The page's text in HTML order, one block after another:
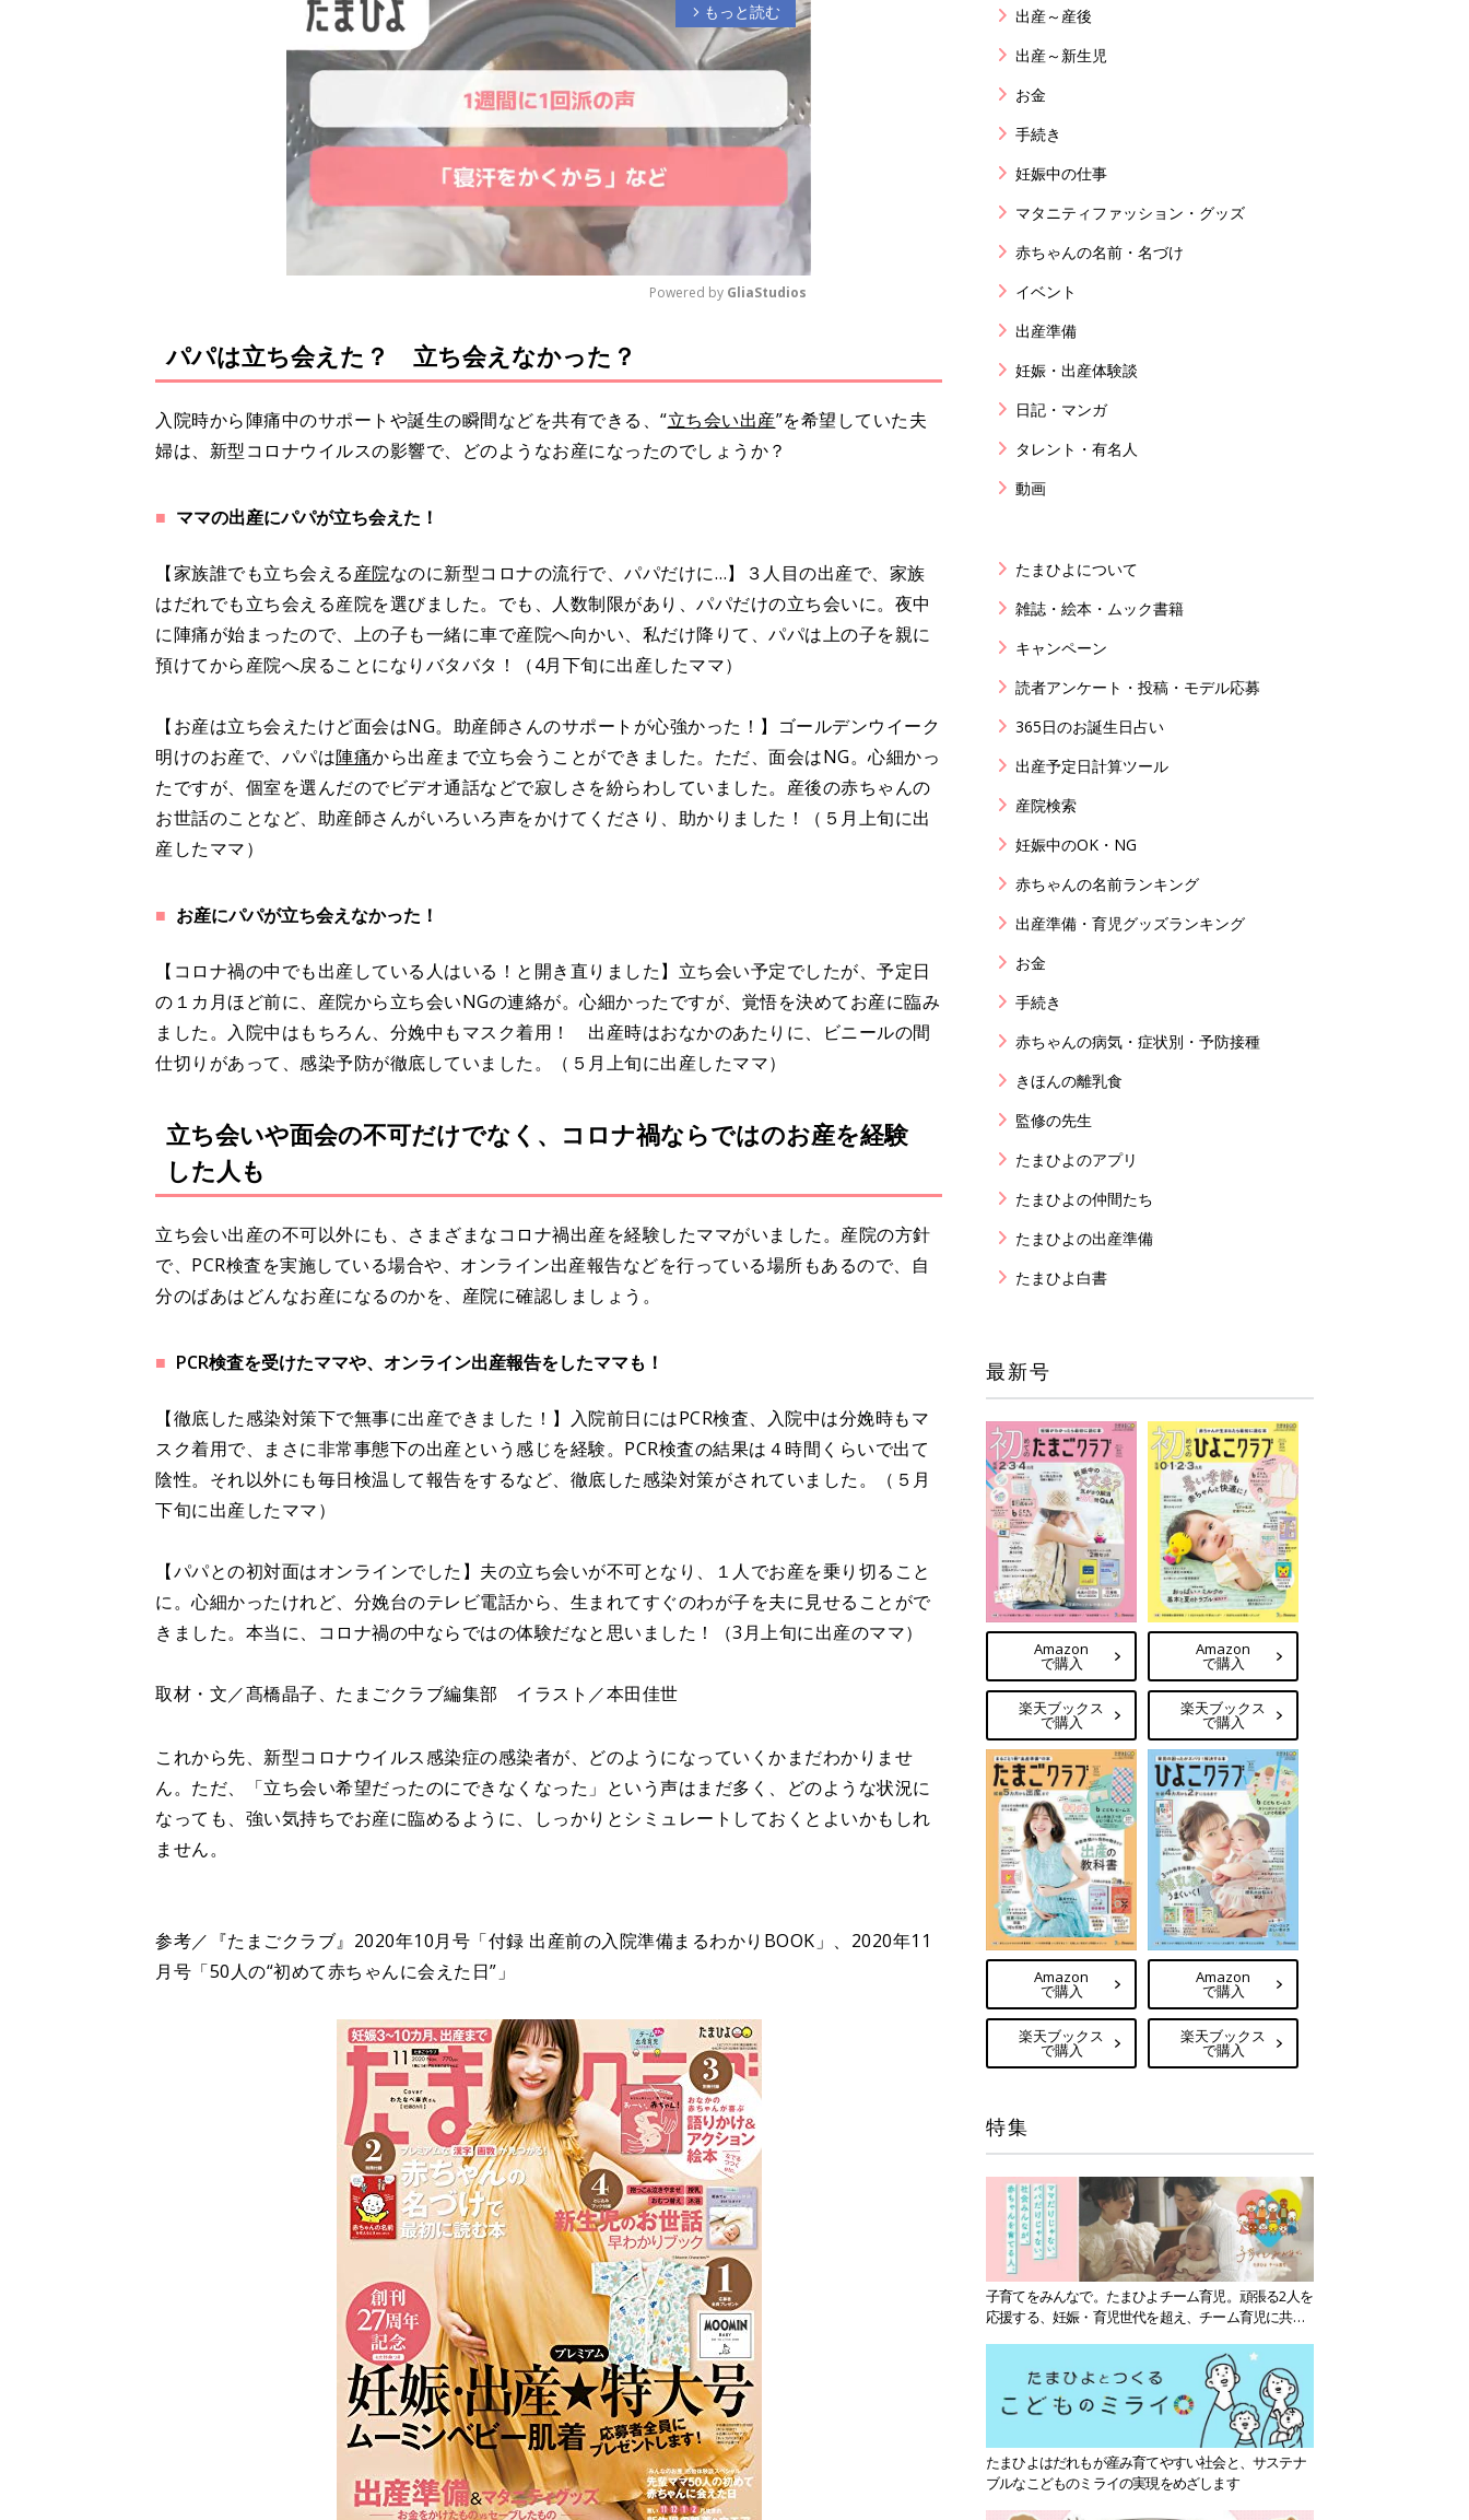
arrow_forward_ios もっと読む
u
t
e
Powered by GliaStudios
パパは立ち会えた？ 立ち会えなかった？
入院時から陣痛中のサポートや誕生の瞬間などを共有できる、“立ち会い出産”を希望していた夫
婦は、新型コロナウイルスの影響で、どのようなお産になったのでしょうか？
ママの出産にパパが立ち会えた！
【家族誰でも立ち会える産院なのに新型コロナの流行で、パパだけに…】３人目の出産で、家族
はだれでも立ち会える産院を選びました。でも、人数制限があり、パパだけの立ち会いに。夜中
に陣痛が始まったので、上の子も一緒に車で産院へ向かい、私だけ降りて、パパは上の子を親に
預けてから産院へ戻ることになりバタバタ！（4月下旬に出産したママ）
【お産は立ち会えたけど面会はNG。助産師さんのサポートが心強かった！】ゴールデンウイーク
明けのお産で、パパは陣痛から出産まで立ち会うことができました。ただ、面会はNG。心細かっ
たですが、個室を選んだのでビデオ通話などで寂しさを紛らわしていました。産後の赤ちゃんの
お世話のことなど、助産師さんがいろいろ声をかけてくださり、助かりました！（５月上旬に出
産したママ）
お産にパパが立ち会えなかった！
【コロナ禍の中でも出産している人はいる！と開き直りました】立ち会い予定でしたが、予定日
の１カ月ほど前に、産院から立ち会いNGの連絡が。心細かったですが、覚悟を決めてお産に臨み
ました。入院中はもちろん、分娩中もマスク着用！ 出産時はおなかのあたりに、ビニールの間
仕切りがあって、感染予防が徹底していました。（５月上旬に出産したママ）
立ち会いや面会の不可だけでなく、コロナ禍ならではのお産を経験
した人も
立ち会い出産の不可以外にも、さまざまなコロナ禍出産を経験したママがいました。産院の方針
で、PCR検査を実施している場合や、オンライン出産報告などを行っている場所もあるので、自
分のばあはどんなお産になるのかを、産院に確認しましょう。
PCR検査を受けたママや、オンライン出産報告をしたママも！
【徹底した感染対策下で無事に出産できました！】入院前日にはPCR検査、入院中は分娩時もマ
スク着用で、まさに非常事態下の出産という感じを経験。PCR検査の結果は４時間くらいで出て
陰性。それ以外にも毎日検温して報告をするなど、徹底した感染対策がされていました。（５月
下旬に出産したママ）
【パパとの初対面はオンラインでした】夫の立ち会いが不可となり、１人でお産を乗り切ること
に。心細かったけれど、分娩台のテレビ電話から、生まれてすぐのわが子を夫に見せることがで
きました。本当に、コロナ禍の中ならではの体験だなと思いました！（3月上旬に出産のママ）
取材・文／髙橋晶子、たまごクラブ編集部 イラスト／本田佳世
これから先、新型コロナウイルス感染症の感染者が、どのようになっていくかまだわかりませ
ん。ただ、「立ち会い希望だったのにできなくなった」という声はまだ多く、どのような状況に
なっても、強い気持ちでお産に臨めるように、しっかりとシミュレートしておくとよいかもしれ
ません。
参考／『たまごクラブ』2020年10月号「付録 出産前の入院準備まるわかりBOOK」、2020年11
月号「50人の“初めて赤ちゃんに会えた日”」
出産～産後
出産～新生児
お金
手続き
妊娠中の仕事
マタニティファッション・グッズ
赤ちゃんの名前・名づけ
イベント
出産準備
妊娠・出産体験談
日記・マンガ
タレント・有名人
動画
たまひよについて
雑誌・絵本・ムック書籍
キャンペーン
読者アンケート・投稿・モデル応募
365日のお誕生日占い
出産予定日計算ツール
産院検索
妊娠中のOK・NG
赤ちゃんの名前ランキング
出産準備・育児グッズランキング
お金
手続き
赤ちゃんの病気・症状別・予防接種
きほんの離乳食
監修の先生
たまひよのアプリ
たまひよの仲間たち
たまひよの出産準備
たまひよ白書
最新号
Amazon
で購入
楽天ブックス
で購入
Amazon
で購入
楽天ブックス
で購入
Amazon
で購入
楽天ブックス
で購入
Amazon
で購入
楽天ブックス
で購入
特集
子育てをみんなで。たまひよチーム育児。頑張る2人を
応援する、妊娠・育児世代を超え、チーム育児に共感
たまひよはだれもが産み育てやすい社会と、サステナ
ブルなこどものミライの実現をめざします